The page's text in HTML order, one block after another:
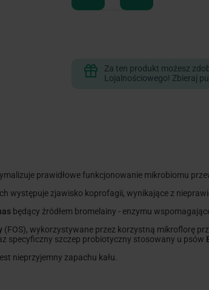
Za ten produkt możesz
Lojalnościowego! Zbieraj
prawidłowe funkcjonowanie mikrobiomu
występuje zjawisko koprofagii, wynikające z
będący źródłem bromelainy - enzymu
(FOS), wykorzystywane przez korzystną mikroflorę
specyficzny szczep probiotyczny stosowany u psów
nieprzyjemny zapachu kału.